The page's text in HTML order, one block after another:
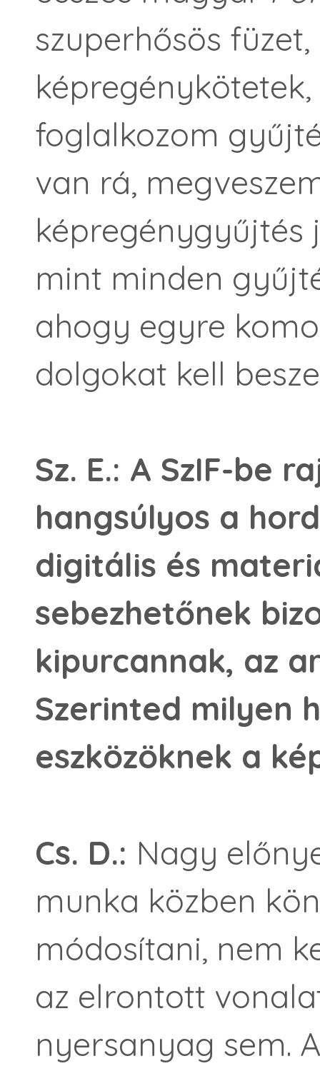
szuperhősös
foglalkozom
van rá,
képregénygyűjtés
mint minden
ahogy egyre
dolgokat kell
Sz. E.: A SzIF-be
hangsúlyos a
digitális és
sebezhetőnek
kipurcannak, az
Szerinted milyen
eszközöknek a
Cs. D.: Nagy
munka közben
módosítani, nem
az elrontott
nyersanyag sem.